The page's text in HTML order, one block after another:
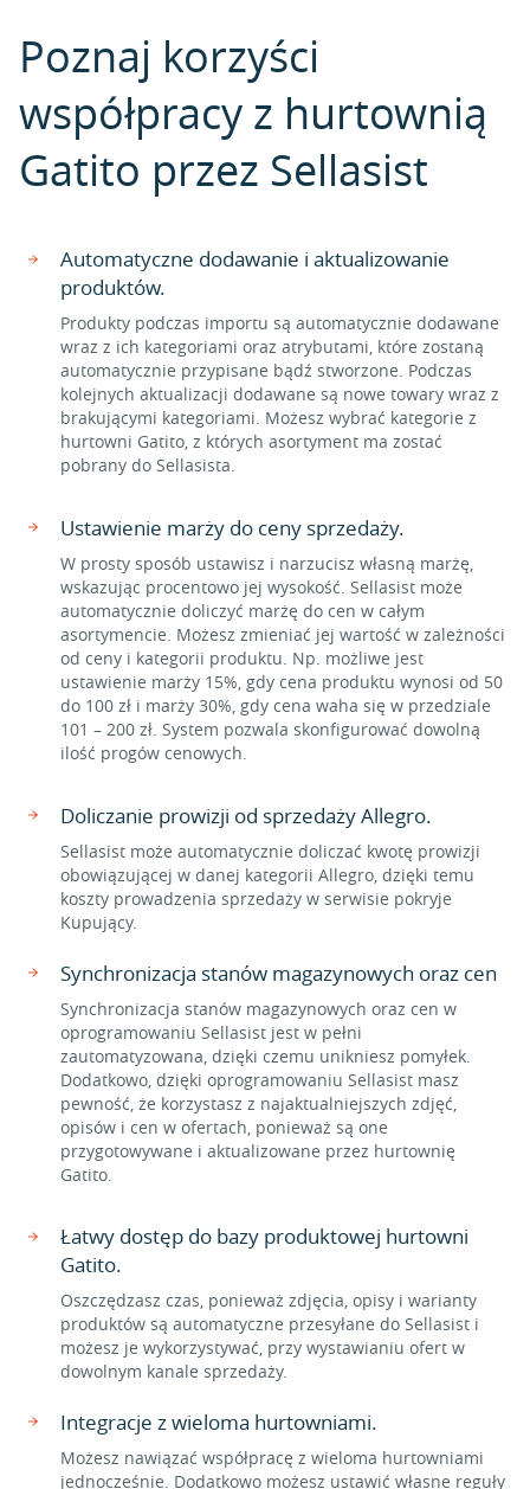
Poznaj korzyści
współpracy z hurtownią
Gatito przez Sellasist
Automatyczne dodawanie i aktualizowanie
produktów.
Produkty podczas importu są automatycznie dodawane
wraz z ich kategoriami oraz atrybutami, które zostaną
automatycznie przypisane bądź stworzone. Podczas
kolejnych aktualizacji dodawane są nowe towary wraz z
brakującymi kategoriami. Możesz wybrać kategorie z
hurtowni Gatito, z których asortyment ma zostać
pobrany do Sellasista.
Ustawienie marży do ceny sprzedaży.
W prosty sposób ustawisz i narzucisz własną marżę,
wskazując procentowo jej wysokość. Sellasist może
automatycznie doliczyć marżę do cen w całym
asortymencie. Możesz zmieniać jej wartość w zależności
od ceny i kategorii produktu. Np. możliwe jest
ustawienie marży 15%, gdy cena produktu wynosi od 50
do 100 zł i marży 30%, gdy cena waha się w przedziale
101 – 200 zł. System pozwala skonfigurować dowolną
ilość progów cenowych.
Doliczanie prowizji od sprzedaży Allegro.
Sellasist może automatycznie doliczać kwotę prowizji
obowiązującej w danej kategorii Allegro, dzięki temu
koszty prowadzenia sprzedaży w serwisie pokryje
Kupujący.
Synchronizacja stanów magazynowych oraz cen
Synchronizacja stanów magazynowych oraz cen w
oprogramowaniu Sellasist jest w pełni
zautomatyzowana, dzięki czemu unikniesz pomyłek.
Dodatkowo, dzięki oprogramowaniu Sellasist masz
pewność, że korzystasz z najaktualniejszych zdjęć,
opisów i cen w ofertach, ponieważ są one
przygotowywane i aktualizowane przez hurtownię
Gatito.
Łatwy dostęp do bazy produktowej hurtowni
Gatito.
Oszczędzasz czas, ponieważ zdjęcia, opisy i warianty
produktów są automatyczne przesyłane do Sellasist i
możesz je wykorzystywać, przy wystawianiu ofert w
dowolnym kanale sprzedaży.
Integracje z wieloma hurtowniami.
Możesz nawiązać współpracę z wieloma hurtowniami
jednocześnie. Dodatkowo możesz ustawić własne reguły